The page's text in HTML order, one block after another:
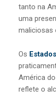
tanto na
uma
maliciosas
Os
América
reflete o